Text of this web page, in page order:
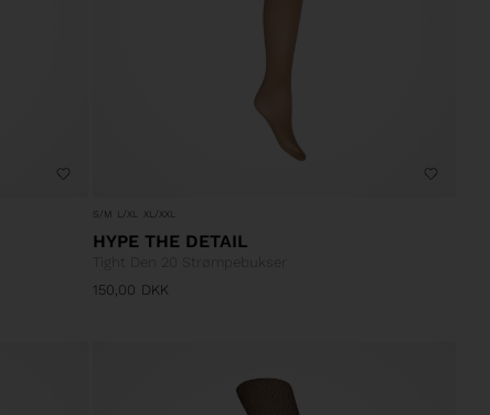
S/M L/XL XL/XXL
HYPE THE DETAIL
Tight Den 20 Strømpebukser
150,00 DKK